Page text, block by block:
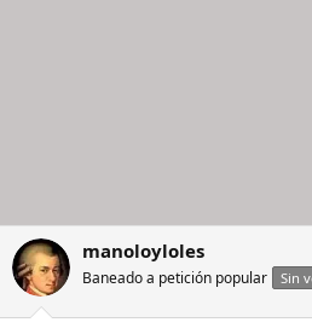
manoloyloles
Baneado a petición popular Sin